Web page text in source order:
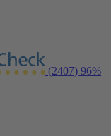
(2407) 96%